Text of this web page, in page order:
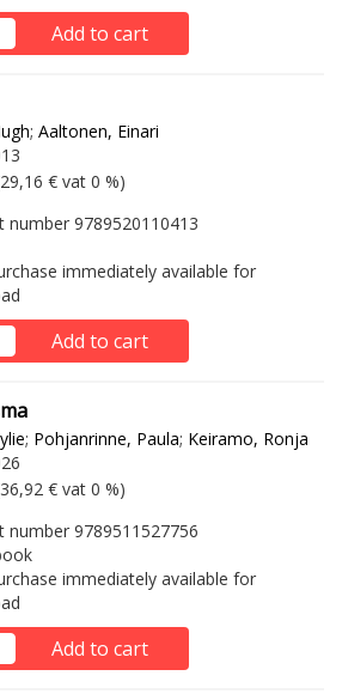
Add to cart
; Aaltonen, Einari
hinta
vat€ vat 0 %)
number 9789520110413
immediately available for
Add to cart
; Pohjanrinne, Paula; Keiramo, Ronja
hinta
vat€ vat 0 %)
number 9789511527756
immediately available for
Add to cart